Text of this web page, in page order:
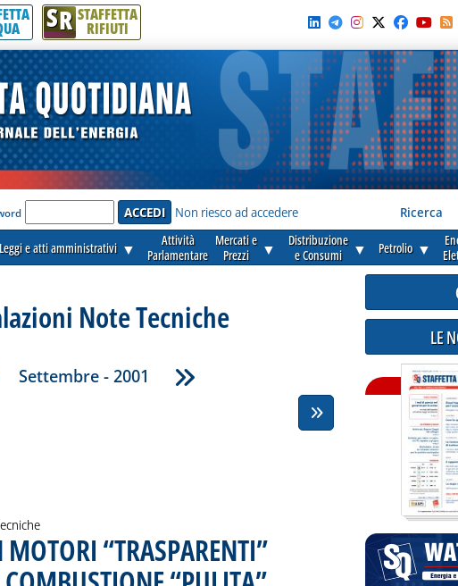
SR STAFFETTA
RIFIUTI
Non riesco ad accedere Ricerca
Leggi e atti amministrativi ▼
Attività
Parlamentare
Mercati e
Prezzi
▼
Distribuzione
e Consumi
▼ Petrolio ▼
Note Tecniche
Settembre - 2001
“TRASPARENTI”
. Pubblicata sabato 29 settembre 2001 alle
LE